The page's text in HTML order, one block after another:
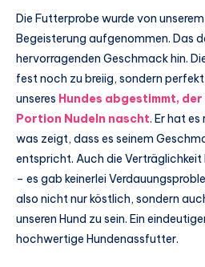
Die Futterprobe wurde von
Begeisterung aufgenommen. Das
hervorragenden Geschmack hin.
fest noch zu breiig, sondern
unseres Hundes abgestimmt,
Portion Nudeln nascht. Er hat
was zeigt, dass es seinem
entspricht. Auch die Verträglichkeit
– es gab keinerlei
also nicht nur köstlich, sondern
unseren Hund zu sein. Ein
hochwertige Hundenassfutter.